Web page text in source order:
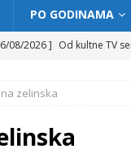
PO GODINAMA
08/2026 ] Od kultne TV
08/2026 ]
Grad, voda,
08/2026 ]
zelinska